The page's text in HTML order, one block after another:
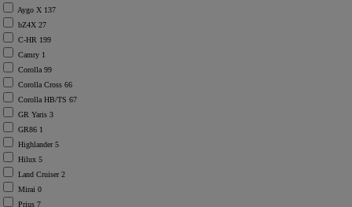
Aygo X 137
bZ4X 27
C-HR 199
Camry 1
Corolla 99
Corolla Cross 66
Corolla HB/TS 67
GR Yaris 3
GR86 1
Highlander5
Hilux 5
Land Cruiser2
Mirai 0
Prius 7